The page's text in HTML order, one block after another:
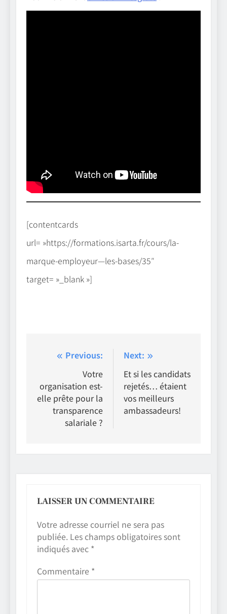
[contentcards
url= »https://formations.isarta.fr/cours/la-
marque-employeur—les-bases/35″
target= »_blank »]
Navigation
l'article
Previous:
Votre
organisation est-
elle prête pour la
transparence
salariale ?
Next:
Et si les candidats
rejetés… étaient
vos meilleurs
ambassadeurs!
LAISSER UN COMMENTAIRE
Votre adresse courriel ne sera pas
publiée. Les champs obligatoires sont
indiqués avec *
Commentaire *